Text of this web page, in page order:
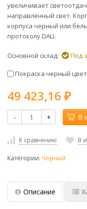
увеличивает
направленный свет.
корпуса черный или
протоколу DALI.
Основной склад: Под
Покраска черный
49 423,16 ₽
- + В
К сравнению В
Категории: Черный
Описание